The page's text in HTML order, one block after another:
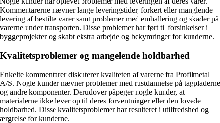
Kommentarerne nævner lange leveringstider, forkert eller manglende
levering af bestilte varer samt problemer med emballering og skader på
varerne under transporten. Disse problemer har ført til forsinkelser i
byggeprojekter og skabt ekstra arbejde og bekymringer for kunderne.
Kvalitetsproblemer og mangelende holdbarhed
Enkelte kommentarer diskuterer kvaliteten af varerne fra Profilmetal
A/S. Nogle kunder nævner problemer med rustdannelse på tagpladerne
og andre komponenter. Derudover påpeger nogle kunder, at
materialerne ikke lever op til deres forventninger eller den lovede
holdbarhed. Disse kvalitetsproblemer har resulteret i utilfredshed og
ærgrelse for kunderne.